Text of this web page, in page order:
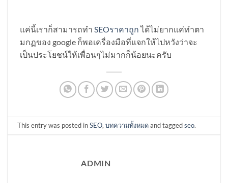
แค่นี้เราก็สามารถทำ SEOราคาถูกได้ไม่ยากแค่ทำตา
มกฏของ google ก็พอเครื่องมือที่แจกให้ไปหวังว่าจะ
เป็นประโยชน์ให้เพื่อนๆไม่มากก็น้อยนะครับ
This entry was posted inSEO,บทความทั้งหมดand taggedseo.
ADMIN